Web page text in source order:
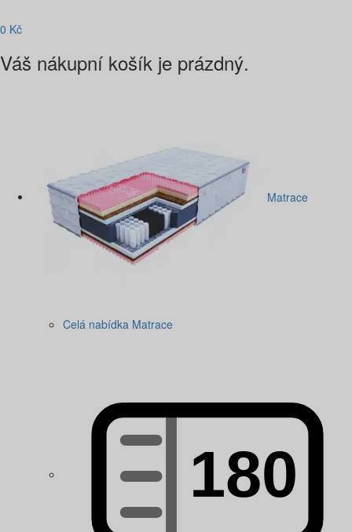
0 Kč
Váš nákupní košík je prázdný.
Matrace
Celá nabídka Matrace